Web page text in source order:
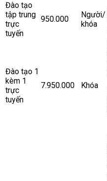
Đào tạo
tập trung
trực
tuyến
950.000
Người/
khóa
Đào tạo 1
kèm 1
trực
tuyến
7.950.000 Khóa